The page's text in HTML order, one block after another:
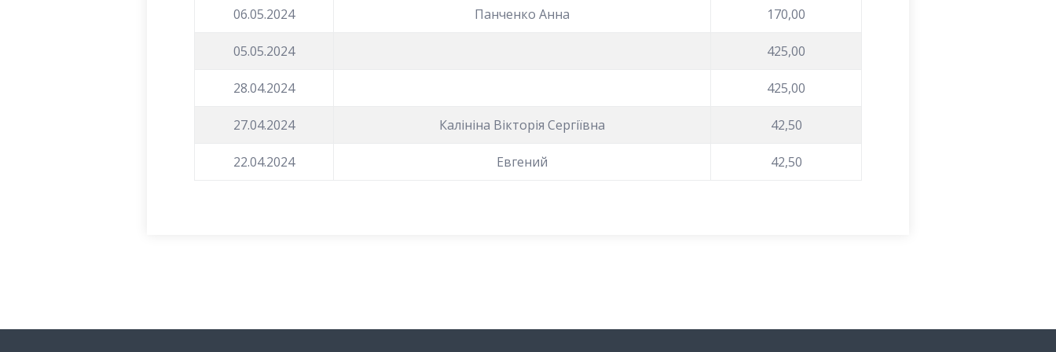
06.05.2024 Панченко Анна 170,00
05.05.2024 425,00
28.04.2024 425,00
27.04.2024 Калініна Вікторія Сергіївна 42,50
22.04.2024 Евгений 42,50